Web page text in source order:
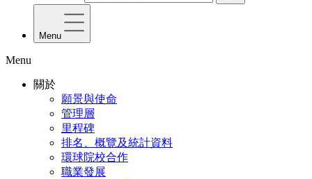
Menu
Menu
關於
願景與使命
管理層
里程碑
排名、概覽及統計資料
環球院校合作
職業發展